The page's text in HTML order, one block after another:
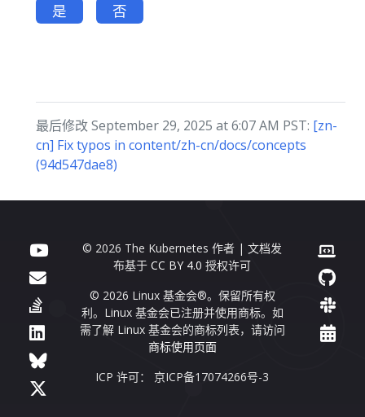
是 否
最后修改 September 29, 2025 at 6:07 AM PST: [zn-
cn] Fix typos in content/zh-cn/docs/concepts
(94d547dae8)
© 2026 The Kubernetes 作者 | 文档发
布基于CC BY 4.0 授权许可
© 2026 Linux 基金会®。保留所有权
利。Linux 基金会已注册并使用商标。如
需了解 Linux 基金会的商标列表，请访问
商标使用页面
ICP 许可： 京ICP备17074266号-3